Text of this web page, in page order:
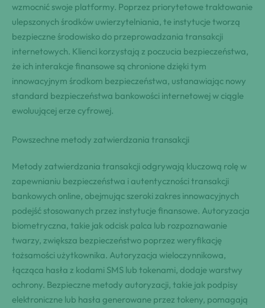
wzmocnić swoje platformy. Poprzez priorytetowe traktowanie
ulepszonych środków uwierzytelniania, te instytucje tworzą
bezpieczne środowisko do przeprowadzania transakcji
internetowych. Klienci korzystają z poczucia bezpieczeństwa,
że ich interakcje finansowe są chronione dzięki tym
innowacyjnym środkom bezpieczeństwa, ustanawiając nowy
standard bezpieczeństwa bankowości internetowej w ciągle
ewoluującej erze cyfrowej.
Powszechne metody zatwierdzania transakcji
Metody zatwierdzania transakcji odgrywają kluczową rolę w
zapewnianiu bezpieczeństwa i autentyczności transakcji
bankowych online, obejmując szeroki zakres innowacyjnych
podejść stosowanych przez instytucje finansowe. Autoryzacja
biometryczna, takie jak odcisk palca lub rozpoznawanie
twarzy, zwiększa bezpieczeństwo poprzez weryfikację
tożsamości użytkownika. Autoryzacja wieloczynnikowa,
łącząca hasła z kodami SMS lub tokenami, dodaje warstwy
ochrony. Bezpieczne metody autoryzacji, takie jak podpisy
elektroniczne lub hasła generowane przez tokeny, pomagają